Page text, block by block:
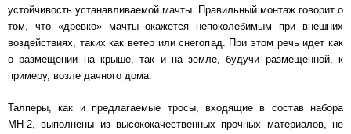
устойчивость устанавливаемой мачты. Правильный монтаж говорит о
том, что «древко» мачты окажется непоколебимым при внешних
воздействиях, таких как ветер или снегопад. При этом речь идет как
о размещении на крыше, так и на земле, будучи размещенной, к
примеру, возле дачного дома.
Талперы, как и предлагаемые тросы, входящие в состав набора
МН-2, выполнены из высококачественных прочных материалов, не